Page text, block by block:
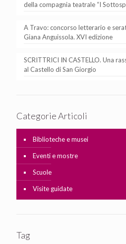
della compagnia teatrale “I
A Travo: concorso letterario e
Giana Anguissola. XVI edizione
SCRITTRICI IN CASTELLO. Una
al Castello di San Giorgio
Categorie Articoli
Biblioteche e musei
Eventi e mostre
Scuole
Visite guidate
Tag